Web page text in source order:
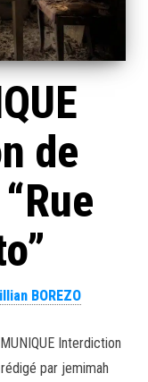
de
BOREZO
Interdiction
par jemimah